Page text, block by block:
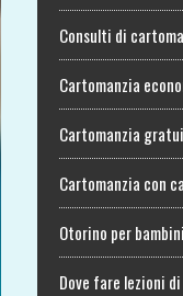
Consulti di
Cartomanzia
Cartomanzia
Cartomanzia con
Otorino per bambini
Dove fare lezioni